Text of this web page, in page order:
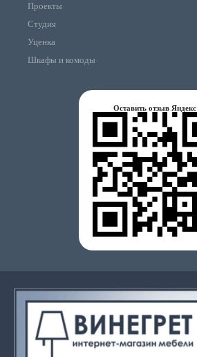
Проекты
Студия
Уценка
Шкафы и комоды
Оставить отзыв Яндекс